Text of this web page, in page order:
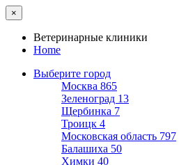
×
Ветеринарные клиники
Home
Выберите город
Москва 865
Зеленоград 13
Щербинка 7
Троицк 4
Московская область 797
Балашиха 50
Химки 40